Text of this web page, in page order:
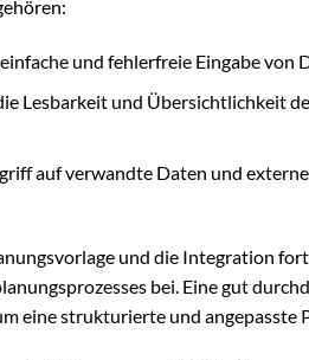
und fehlerfreie Eingabe von
Lesbarkeit und Übersichtlichkeit
auf verwandte Daten und
und die Integration
bei. Eine gut
eine strukturierte und angepasste